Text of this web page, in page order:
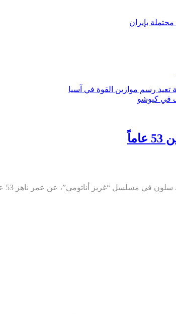
بإيران
تعيد رسم موازين القوة في آسيا
ناهز 53 عاماً، وفق ما أفادت به وسائل إعلام أميركية الخميس. وكا...